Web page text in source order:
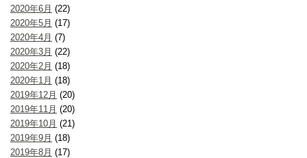
2020年6月 (22)
2020年5月 (17)
2020年4月 (7)
2020年3月 (22)
2020年2月 (18)
2020年1月 (18)
2019年12月 (20)
2019年11月 (20)
2019年10月 (21)
2019年9月 (18)
2019年8月 (17)